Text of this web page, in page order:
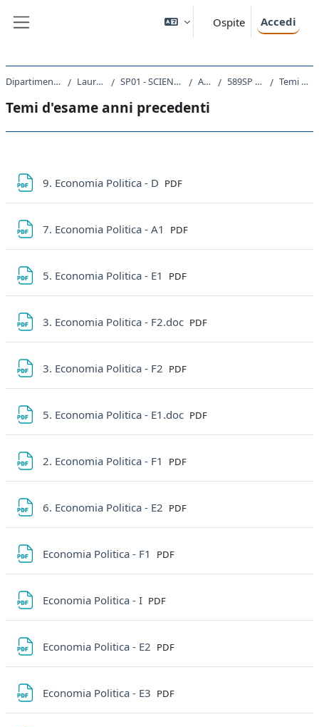
Ospite Accedi
Dipartimento di Scienze Politiche e Sociali Laurea triennale (DM270) SP01 - SCIENZE INTERNAZIONALI E DIPLOMATICHE A.A. 2024 - 2025 589SP - MICROECONOMIA 2024 Temi d'esame anni precedenti
Temi d'esame anni precedenti
9. Economia Politica - D File
PDF
7. Economia Politica - A1 File
PDF
5. Economia Politica - E1 File
PDF
3. Economia Politica - F2.doc File
PDF
3. Economia Politica - F2 File
PDF
5. Economia Politica - E1.doc File
PDF
2. Economia Politica - F1 File
PDF
6. Economia Politica - E2 File
PDF
Economia Politica - F1 File
PDF
Economia Politica - I File
PDF
Economia Politica - E2 File
PDF
Economia Politica - E3 File
PDF